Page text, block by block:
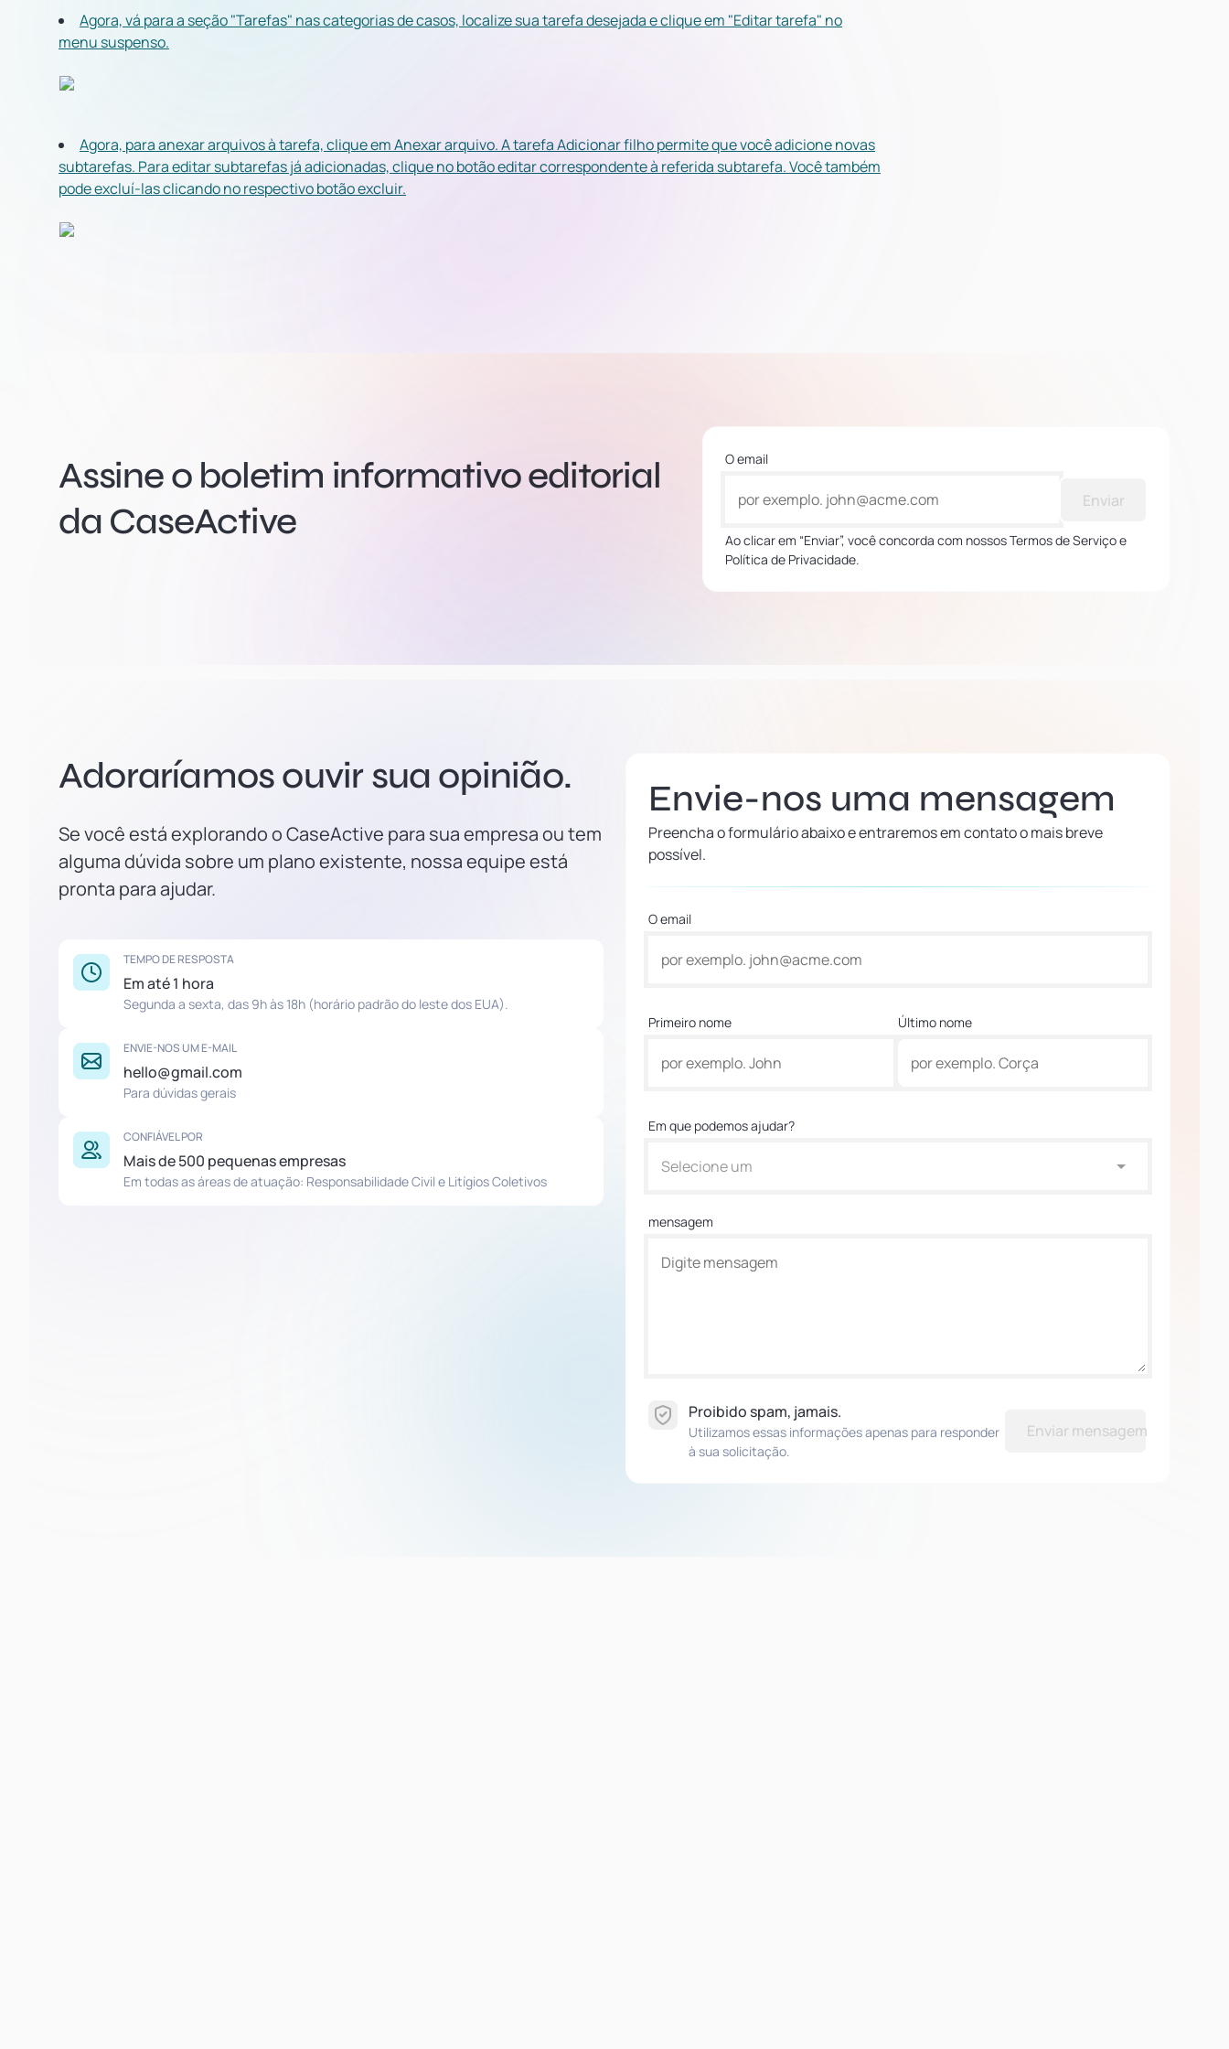
Agora, vá para a seção "Tarefas" nas categorias de casos, localize sua tarefa desejada e clique em "Editar tarefa" no
menu suspenso.
Agora, para anexar arquivos à tarefa, clique em Anexar arquivo. A tarefa Adicionar filho permite que você adicione novas
subtarefas. Para editar subtarefas já adicionadas, clique no botão editar correspondente à referida subtarefa. Você também
pode excluí-las clicando no respectivo botão excluir.
Assine o boletim informativo editorial
da CaseActive
O email
Enviar
Ao clicar em “Enviar”, você concorda com nossos Termos de Serviço e
Política de Privacidade.
Adoraríamos ouvir sua opinião.
Se você está explorando o CaseActive para sua empresa ou tem
alguma dúvida sobre um plano existente, nossa equipe está
pronta para ajudar.
TEMPO DE RESPOSTA
Em até 1 hora
Segunda a sexta, das 9h às 18h (horário padrão do leste dos EUA).
ENVIE-NOS UM E-MAIL
hello@gmail.com
Para dúvidas gerais
CONFIÁVEL POR
Mais de 500 pequenas empresas
Em todas as áreas de atuação: Responsabilidade Civil e Litígios Coletivos
Envie-nos uma mensagem
Preencha o formulário abaixo e entraremos em contato o mais breve
possível.
O email
Primeiro nome Último nome
Em que podemos ajudar?
Selecione um
mensagem
Proibido spam, jamais.
Utilizamos essas informações apenas para responder
à sua solicitação.
Enviar mensagem